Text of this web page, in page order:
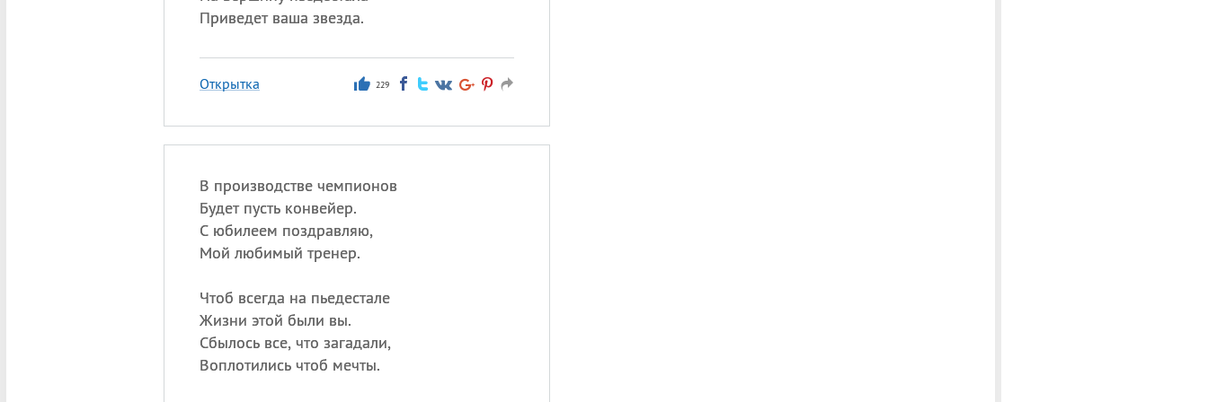
Приведет ваша звезда.
Открытка 229
В производстве чемпионов
Будет пусть конвейер.
С юбилеем поздравляю,
Мой любимый тренер.
Чтоб всегда на пьедестале
Жизни этой были вы.
Сбылось все, что загадали,
Воплотились чтоб мечты.